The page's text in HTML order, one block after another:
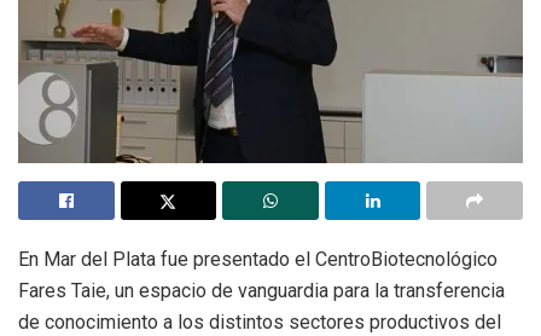
En Mar del Plata fue presentado el CentroBiotecnológico
Fares Taie, un espacio de vanguardia para la transferencia
de conocimiento a los distintos sectores productivos del